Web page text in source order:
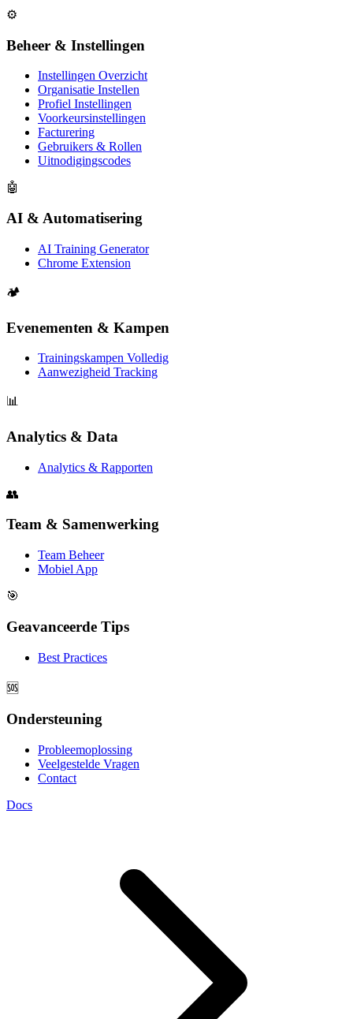
⚙️
Beheer & Instellingen
Instellingen Overzicht
Organisatie Instellen
Profiel Instellingen
Voorkeursinstellingen
Facturering
Gebruikers & Rollen
Uitnodigingscodes
🤖
AI & Automatisering
AI Training Generator
Chrome Extension
🏕️
Evenementen & Kampen
Trainingskampen Volledig
Aanwezigheid Tracking
📊
Analytics & Data
Analytics & Rapporten
👥
Team & Samenwerking
Team Beheer
Mobiel App
🎯
Geavanceerde Tips
Best Practices
🆘
Ondersteuning
Probleemoplossing
Veelgestelde Vragen
Contact
Docs